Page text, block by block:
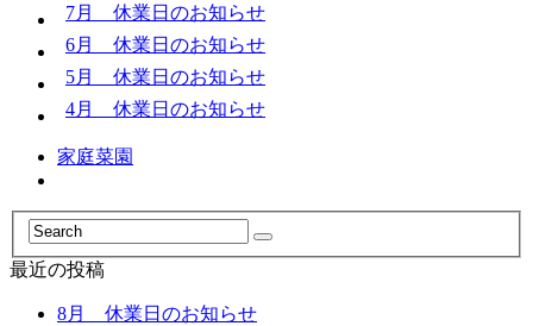
7月 休業日のお知らせ
6月 休業日のお知らせ
5月 休業日のお知らせ
4月 休業日のお知らせ
家庭菜園
最近の投稿
8月 休業日のお知らせ